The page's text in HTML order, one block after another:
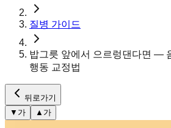
질병 가이드
밥그릇 앞에서 으르렁댄다면 —
행동 교정법
뒤로가기
▼ 가 ▲ 가